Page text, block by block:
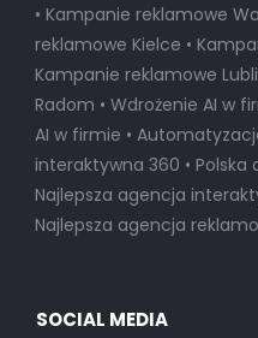
• Kampanie reklamowe
reklamowe Kielce •
Kampanie reklamowe
Radom • Wdrożenie AI w
AI w firmie •
interaktywna 360 •
Najlepsza agencja
Najlepsza agencja
SOCIAL MEDIA